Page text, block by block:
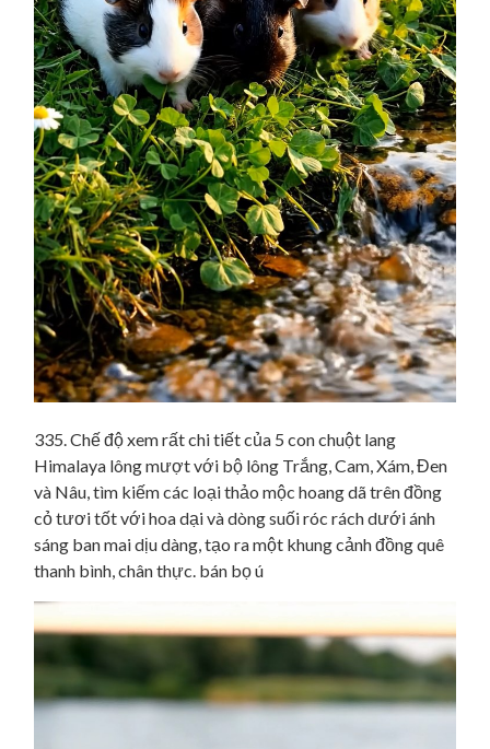
335. Chế độ xem rất chi tiết của 5 con chuột lang
Himalaya lông mượt với bộ lông Trắng, Cam, Xám, Đen
và Nâu, tìm kiếm các loại thảo mộc hoang dã trên đồng
cỏ tươi tốt với hoa dại và dòng suối róc rách dưới ánh
sáng ban mai dịu dàng, tạo ra một khung cảnh đồng quê
thanh bình, chân thực. bán bọ ú